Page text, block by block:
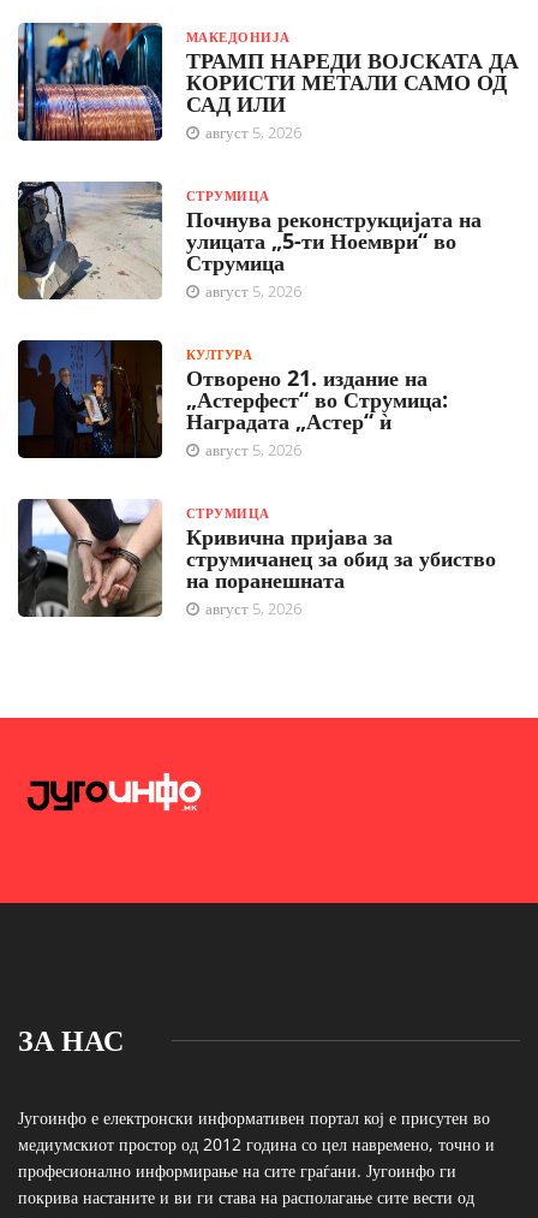
МАКЕДОНИЈА
ТРАМП НАРЕДИ ВОЈСКАТА ДА
КОРИСТИ МЕТАЛИ САМО ОД
САД ИЛИ
август 5, 2026
СТРУМИЦА
Почнува реконструкцијата на
улицата „5-ти Ноември“ во
Струмица
август 5, 2026
КУЛТУРА
Отворено 21. издание на
„Астерфест“ во Струмица:
Наградата „Астер“ ѝ
август 5, 2026
СТРУМИЦА
Кривична пријава за
струмичанец за обид за убиство
на поранешната
август 5, 2026
ЗА НАС
Југоинфо е електронски информативен портал кој е присутен во
медиумскиот простор од 2012 година со цел навремено, точно и
професионално информирање на сите граѓани. Југоинфо ги
покрива настаните и ви ги става на располагање сите вести од